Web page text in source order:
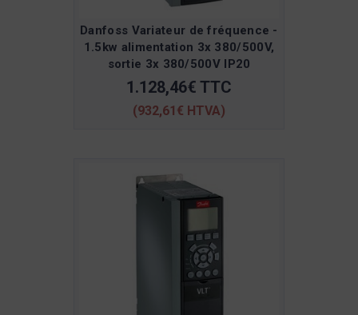
Danfoss Variateur de fréquence -
1.5kw alimentation 3x 380/500V,
sortie 3x 380/500V IP20
1.128,46€ TTC
(932,61€ HTVA)